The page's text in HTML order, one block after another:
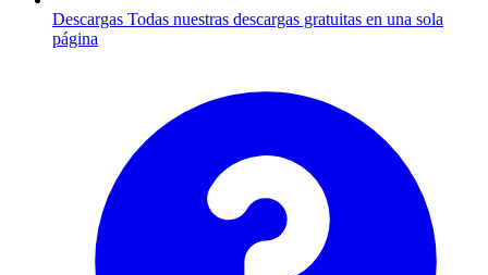
Descargas Todas nuestras descargas gratuitas en una sola
página